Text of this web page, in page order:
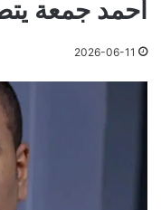
أحمد جمعة
2026-06-11